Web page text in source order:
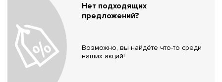
Нет подходящих
предложений?
Возможно, вы найдёте что-то среди
наших акций!